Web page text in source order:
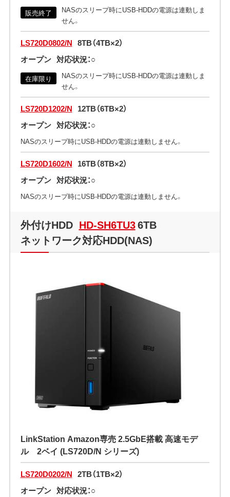
販売終了
NASのスリープ時にUSB-HDDの電源は連動しま
せん。
LS720D0802/N 8TB（4TB×2）
オープン 対応状況：○
在庫限り
NASのスリープ時にUSB-HDDの電源は連動しま
せん。
LS720D1202/N 12TB（6TB×2）
オープン 対応状況：○
NASのスリープ時にUSB-HDDの電源は連動しません。
LS720D1602/N 16TB（8TB×2）
オープン 対応状況：○
NASのスリープ時にUSB-HDDの電源は連動しません。
外付けHDD HD-SH6TU36TB
ネットワーク対応HDD(NAS)
LinkStation Amazon専売 2.5GbE搭載 高速モデ
ル 2ベイ (LS720D/N シリーズ)
LS720D0202/N 2TB（1TB×2）
オープン 対応状況：○